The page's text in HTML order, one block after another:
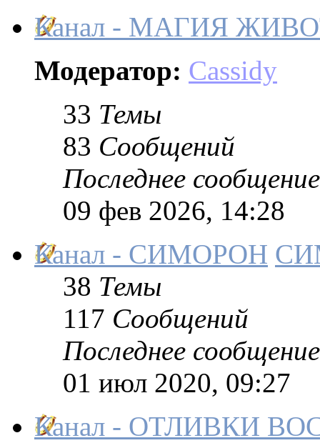
Канал - МАГИЯ
Модератор: Cassidy
33 Темы
83 Сообщений
Последнее сообщение
09 фев 2026, 14:28
Канал - СИМОРОН
38 Темы
117 Сообщений
Последнее сообщение
01 июл 2020, 09:27
Канал - ОТЛИВКИ